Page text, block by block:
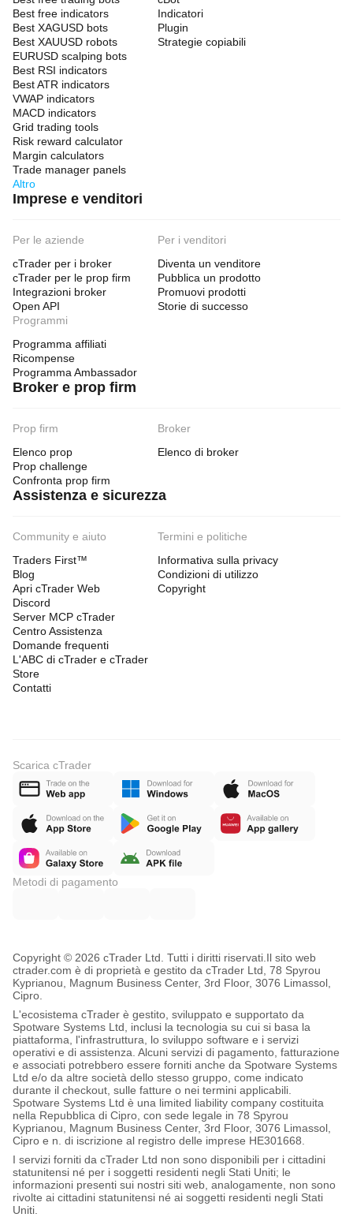
Best free indicators
Best XAGUSD bots
Best XAUUSD robots
EURUSD scalping bots
Best RSI indicators
Best ATR indicators
VWAP indicators
MACD indicators
Grid trading tools
Risk reward calculator
Margin calculators
Trade manager panels
Altro
Indicatori
Plugin
Strategie copiabili
Imprese e venditori
Per le aziende
cTrader per i broker
cTrader per le prop firm
Integrazioni broker
Open API
Per i venditori
Diventa un venditore
Pubblica un prodotto
Promuovi prodotti
Storie di successo
Programmi
Programma affiliati
Ricompense
Programma Ambassador
Broker e prop firm
Prop firm
Elenco prop
Prop challenge
Confronta prop firm
Broker
Elenco di broker
Assistenza e sicurezza
Community e aiuto
Traders First™
Blog
Apri cTrader Web
Discord
Server MCP cTrader
Centro Assistenza
Domande frequenti
L'ABC di cTrader e cTrader
Store
Contatti
Termini e politiche
Informativa sulla privacy
Condizioni di utilizzo
Copyright
Scarica cTrader
Metodi di pagamento
Copyright © 2026 cTrader Ltd. Tutti i diritti riservati. Il sito web
ctrader.com è di proprietà e gestito da cTrader Ltd, 78 Spyrou
Kyprianou, Magnum Business Center, 3rd Floor, 3076 Limassol,
Cipro.
L'ecosistema cTrader è gestito, sviluppato e supportato da
Spotware Systems Ltd, inclusi la tecnologia su cui si basa la
piattaforma, l'infrastruttura, lo sviluppo software e i servizi
operativi e di assistenza. Alcuni servizi di pagamento, fatturazione
e associati potrebbero essere forniti anche da Spotware Systems
Ltd e/o da altre società dello stesso gruppo, come indicato
durante il checkout, sulle fatture o nei termini applicabili.
Spotware Systems Ltd è una limited liability company costituita
nella Repubblica di Cipro, con sede legale in 78 Spyrou
Kyprianou, Magnum Business Center, 3rd Floor, 3076 Limassol,
Cipro e n. di iscrizione al registro delle imprese HE301668.
I servizi forniti da cTrader Ltd non sono disponibili per i cittadini
statunitensi né per i soggetti residenti negli Stati Uniti; le
informazioni presenti sui nostri siti web, analogamente, non sono
rivolte ai cittadini statunitensi né ai soggetti residenti negli Stati
Uniti.